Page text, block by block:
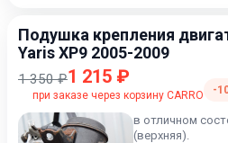
Подушка крепления
Yaris XP9 2005-2009
1 350 ₽1 215 ₽
при заказе через корзину CARRO -
в отличном
(верхняя).